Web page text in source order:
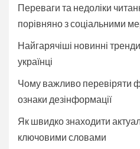
Переваги та недоліки
порівняно з соціальними
Найгарячіші новинні
українці
Чому важливо перевіряти
ознаки дезінформації
Як швидко знаходити
ключовими словами